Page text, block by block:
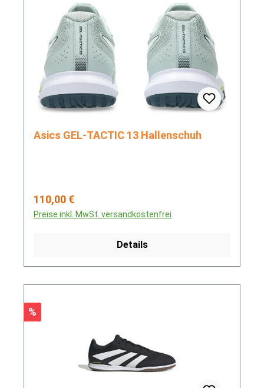
Asics GEL-TACTIC 13 Hallenschuh
Regulärer Preis:
110,00 €
Preise inkl. MwSt. versandkostenfrei
Details
Rabatt
%